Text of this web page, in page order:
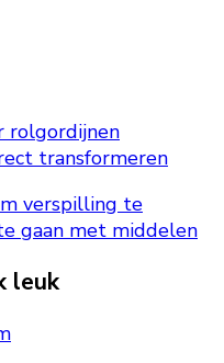
verspilling te
gaan met middelen
leuk